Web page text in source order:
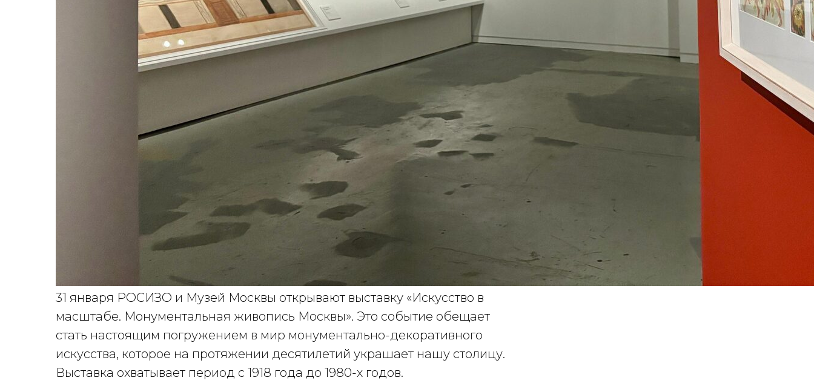
31 января РОСИЗО и Музей Москвы открывают выставку «Искусство в
масштабе. Монументальная живопись Москвы». Это событие обещает
стать настоящим погружением в мир монументально-декоративного
искусства, которое на протяжении десятилетий украшает нашу столицу.
Выставка охватывает период с 1918 года до 1980-х годов.